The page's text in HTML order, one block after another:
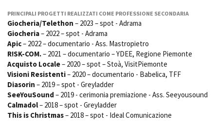
Piemonte Doc Film Fund
Short Film Fund
PRODUCTION GUIDE
Società di produzione
Strutture di servizio
Professionisti
Attrici-Attori
Beginners
Festa del Cinema di Roma
David di Donatello
Nastri d’Argento
Premio Solinas
Location - Accedi al tuo
Location - Nuovo utente
PRINCIPALI PROGETTI REALIZZATI COME PROFESSIONE SECONDARIA
Giocheria/Telethon – 2023 – spot - Adrama
Giocheria– 2022 – spot - Adrama
Apic– 2022 – documentario - Ass. Mastropietro
R!SK-COM.– 2021 – documentario – YDEE, Regione Piemonte
Acquisto Locale– 2020 – spot – Stoà, VisitPiemonte
Visioni Resistenti– 2020 – documentario - Babelica, TFF
Diasorin – 2019 – spot - Greyladder
SeeYouSound – 2019 - cerimonia premiazione - Ass. Seeyousound
Calmadol– 2018 – spot - Greyladder
This is Christmas– 2018 – spot - Ideal Comunicazione